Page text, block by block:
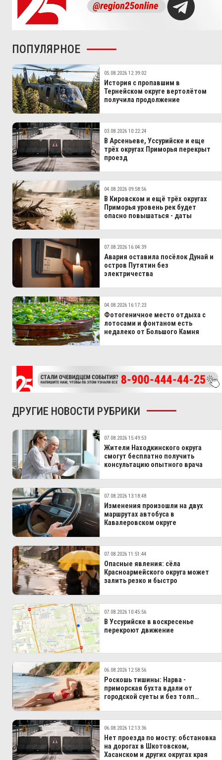
ПОПУЛЯРНОЕ
05.08.2026 12:39:02
История с пропавшим в
Тернейском округе вертолётом
получила продолжение
03.08.2026 10:22:24
В Арсеньеве, Уссурийске и еще
трёх округах Приморья перекрыт
проезд
04.08.2026 09:58:56
В Кировском и ещё трёх округах
Приморья уровень рек будет
опасно повышаться - даты
07.08.2026 16:04:39
Авария оставила посёлок Дунай и
остров Путятин без
электричества
04.08.2026 16:17:23
Фотогеничное место отдыха с
лотосами и фонтаном есть
недалеко от Большого Камня
ДРУГИЕ НОВОСТИ РУБРИКИ
07.08.2026 15:49:53
Жители Находкинского округа
смогут бесплатно получить
консультацию опытного врача
07.08.2026 13:18:48
Изменения произошли на двух
маршрутах автобуса в
Кавалеровском округе
07.08.2026 11:51:44
Опасные явления: сёла
Красноармейского округа может
залить резко и быстро
07.08.2026 10:45:56
В Уссурийске в воскресенье
перекроют движение
06.08.2026 12:58:56
Роскошь тишины: Нарва -
приморская бухта вдали от
городской суеты и без толп
06.08.2026 12:13:36
Нет проезда по мосту: обстановка
на дорогах в Шкотовском,
Хасанском и других округах края